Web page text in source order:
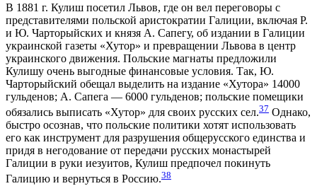
В 1881 г. Кулиш посетил Львов, где он вел переговоры с
представителями польской аристократии Галиции, включая Р.
и Ю. Чарторыйских и князя А. Сапегу, об издании в Галиции
украинской газеты «Хутор» и превращении Львова в центр
украинского движения. Польские магнаты предложили
Кулишу очень выгодные финансовые условия. Так, Ю.
Чарторыйский обещал выделить на издание «Хутора» 14000
гульденов; А. Сапега — 6000 гульденов; польские помещики
обязались выписать «Хутор» для своих русских сел.37 Однако,
быстро осознав, что польские политики хотят использовать
его как инструмент для разрушения общерусского единства и
придя в негодование от передачи русских монастырей
Галиции в руки иезуитов, Кулиш предпочел покинуть
Галицию и вернуться в Россию.38